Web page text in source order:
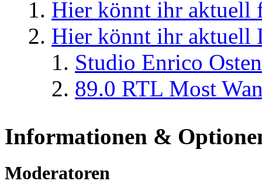
Hier könnt ihr aktuell
Hier könnt ihr aktuell
Studio Enrico
89.0 RTL Most
Informationen &
Moderatoren